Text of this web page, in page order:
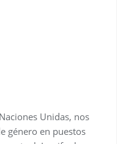
Unidas, nos
género en puestos